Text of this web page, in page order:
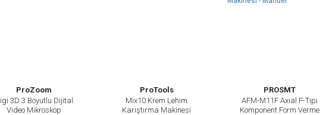
ProZoom
3D 3 Boyutlu Dijital
Video Mikroskop
İncele
ProTools
Mix10 Krem Lehim
Karıştırma Makinesi
İncele
PROSMT
AFM-M11F Axial F-Tipi
Komponent Form Verme
İncele